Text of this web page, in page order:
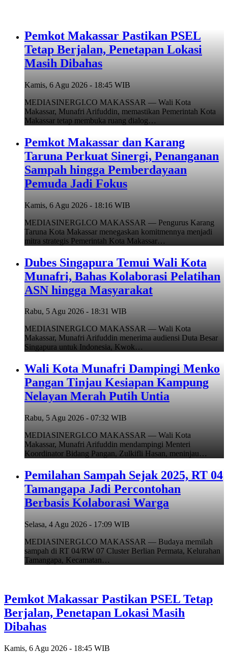
Pemkot Makassar Pastikan PSEL
Tetap Berjalan, Penetapan Lokasi
Masih Dibahas
Kamis, 6 Agu 2026 - 18:45 WIB
MEDIASINERGI.CO MAKASSAR — Wali Kota
Makassar, Munafri Arifuddin, memastikan Pemerintah Kota
Makassar tetap membuka ruang dialog…
Pemkot Makassar dan Karang
Taruna Perkuat Sinergi, Penanganan
Sampah hingga Pemberdayaan
Pemuda Jadi Fokus
Kamis, 6 Agu 2026 - 18:16 WIB
MEDIASINERGI.CO MAKASSAR — Pengurus Karang
Taruna Kota Makassar menegaskan komitmennya menjadi
mitra strategis Pemerintah Kota Makassar…
Dubes Singapura Temui Wali Kota
Munafri, Bahas Kolaborasi Pelatihan
ASN hingga Masyarakat
Rabu, 5 Agu 2026 - 18:31 WIB
MEDIASINERGI.CO MAKASSAR — Wali Kota
Makassar, Munafri Arifuddin menerima audiensi Duta Besar
Singapura untuk Indonesia, Kwok…
Wali Kota Munafri Dampingi Menko
Pangan Tinjau Kesiapan Kampung
Nelayan Merah Putih Untia
Rabu, 5 Agu 2026 - 07:32 WIB
MEDIASINERGI.CO MAKASSAR — Wali Kota
Makassar, Munafri Arifuddin mendampingi Menteri
Koordinator Bidang Pangan, Zulkifli Hasan, meninjau…
Pemilahan Sampah Sejak 2025, RT 04
Tamangapa Jadi Percontohan
Berbasis Kolaborasi Warga
Selasa, 4 Agu 2026 - 17:09 WIB
MEDIASINERGI.CO MAKASSAR — Budaya memilah
sampah di RT 04/RW 07 Cluster Berlian Permata, Kelurahan
Tamangapa, Kecamatan…
Pemkot Makassar Pastikan PSEL Tetap
Berjalan, Penetapan Lokasi Masih
Dibahas
Kamis, 6 Agu 2026 - 18:45 WIB